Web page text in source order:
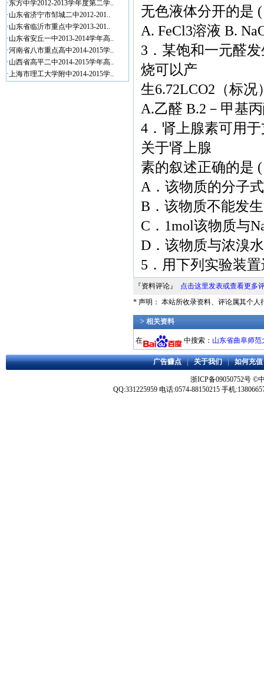
·东方中学2012-2013学年度第二学..
·山东省济宁市邹城二中2012-201..
·山东省临沂市重点中学2013-201..
·山东省安丘一中2013-2014学年高..
·河南省八市重点高中2014-2015学..
·山西省高平二中2014-2015学年高..
·上海市理工大学附中2014-2015学..
无色液体分开
A. FeCl3溶液 B.
3．某饱和一元醛
烧可以产
生6.72LCO2（
A.乙醛 B.2－甲基
4．肾上腺素可用
关于肾上腺
素的叙述正确
A．该物质的分子
B．该物质不能发
C．1mol该物质与
D．该物质与浓溴
5．用下列实验装
『资料评论』 点击这里发表或查看更多
* 声明： 本站所收录资料、评论属其个人
> 相关资料
在 中搜索： 山东省曲阜师范
广告赚点|关于我们|如何充值
浙ICP备09050752号 ©
QQ:331225959 电话:0574-88150215 手机